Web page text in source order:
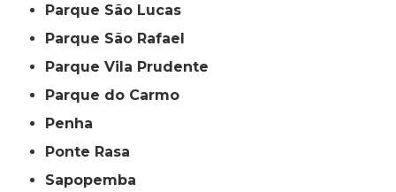
Parque São Lucas
Parque São Rafael
Parque Vila Prudente
Parque do Carmo
Penha
Ponte Rasa
Sapopemba